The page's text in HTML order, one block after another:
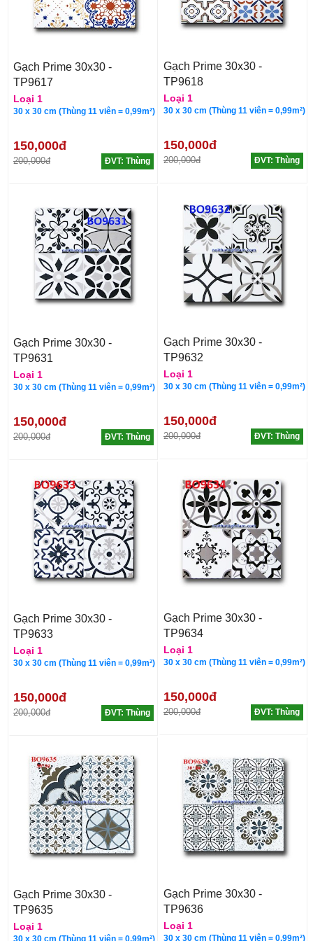
Gạch Prime 30x30 -
TP9617
Loại 1
30 x 30 cm (Thùng 11 viên = 0,99m²)
150,000đ
200,000đ ĐVT: Thùng
Gạch Prime 30x30 -
TP9618
Loại 1
30 x 30 cm (Thùng 11 viên = 0,99m²)
150,000đ
200,000đ ĐVT: Thùng
Gạch Prime 30x30 -
TP9631
Loại 1
30 x 30 cm (Thùng 11 viên = 0,99m²)
150,000đ
200,000đ ĐVT: Thùng
Gạch Prime 30x30 -
TP9632
Loại 1
30 x 30 cm (Thùng 11 viên = 0,99m²)
150,000đ
200,000đ ĐVT: Thùng
Gạch Prime 30x30 -
TP9633
Loại 1
30 x 30 cm (Thùng 11 viên = 0,99m²)
150,000đ
200,000đ ĐVT: Thùng
Gạch Prime 30x30 -
TP9634
Loại 1
30 x 30 cm (Thùng 11 viên = 0,99m²)
150,000đ
200,000đ ĐVT: Thùng
Gạch Prime 30x30 -
TP9635
Loại 1
30 x 30 cm (Thùng 11 viên = 0,99m²)
Gạch Prime 30x30 -
TP9636
Loại 1
30 x 30 cm (Thùng 11 viên = 0,99m²)